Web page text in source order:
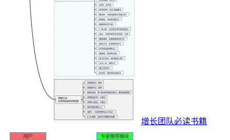
增长团队必读书籍